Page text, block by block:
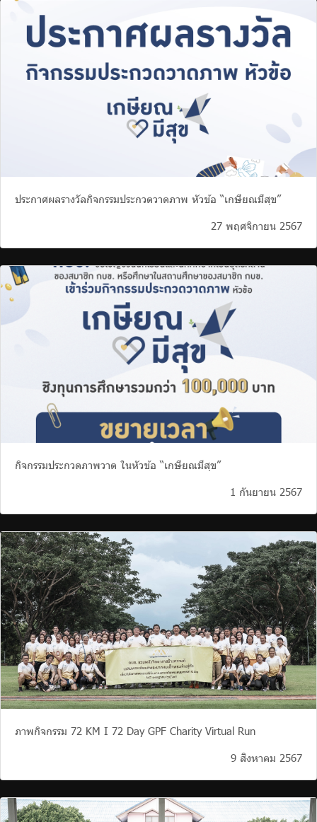
ประกาศผลรางวัลกิจกรรมประกวดวาดภาพ หัวข้อ “เกษียณมีสุข”
27 พฤศจิกายน 2567
กิจกรรมประกวดภาพวาด ในหัวข้อ “เกษียณมีสุข”
1 กันยายน 2567
ภาพกิจกรรม 72 KM I 72 Day GPF Charity Virtual Run
9 สิงหาคม 2567